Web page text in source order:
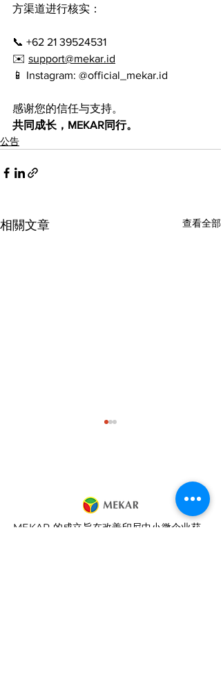
方渠道进行核实：
📞 +62 21 39524531
✉️ support@mekar.id
📱 Instagram: @official_mekar.id
感谢您的信任与支持。
共同成长，MEKAR同行。
公告
相關文章 查看全部
MEKAR 的成立旨在改善印尼中小微企业获